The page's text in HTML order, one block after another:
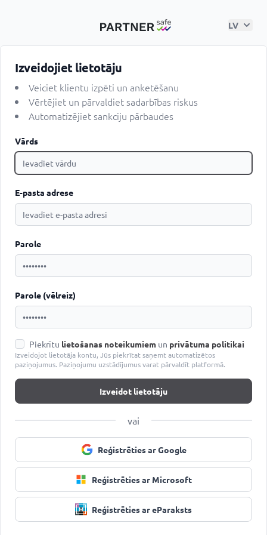
LV
Izveidojiet lietotāju
Veiciet klientu izpēti un anketēšanu
Vērtējiet un pārvaldiet sadarbības riskus
Automatizējiet sankciju pārbaudes
Vārds
E-pasta adrese
Parole
Parole (vēlreiz)
Piekrītu lietošanas noteikumiem un privātuma politikai
Izveidojot lietotāja kontu, Jūs piekrītat saņemt automatizētos
paziņojumus. Paziņojumu uzstādījumus varat pārvaldīt platformā.
Izveidot lietotāju
vai
Reģistrēties ar Google
Reģistrēties ar Microsoft
Reģistrēties ar eParaksts